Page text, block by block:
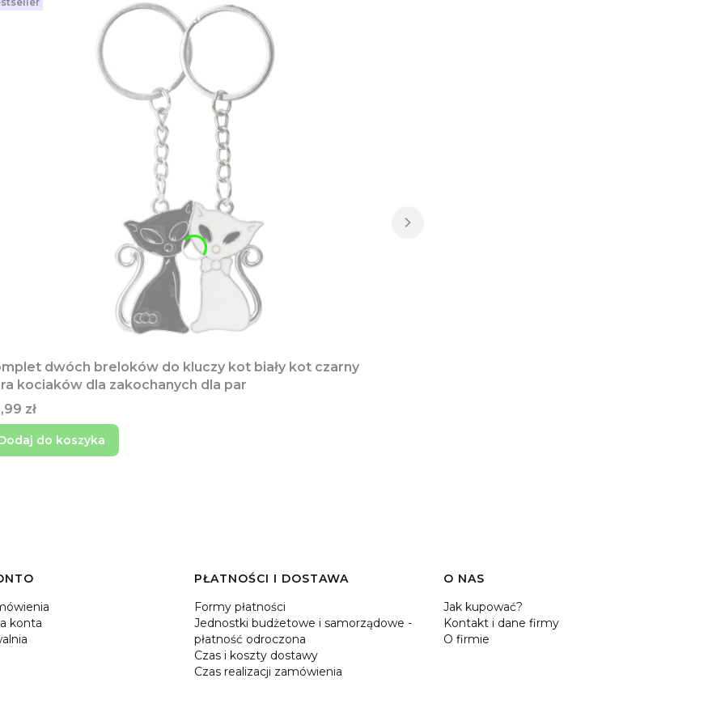
dwóch breloków do kluczy kot biały kot czarny
kociaków dla zakochanych dla par
zł
do koszyka
konta
PŁATNOŚCI I DOSTAWA
Formy płatności
Jednostki budżetowe i samorządowe -
płatność odroczona
Czas i koszty dostawy
Czas realizacji zamówienia
O NAS
Jak kupować?
Kontakt i dane firmy
O firmie